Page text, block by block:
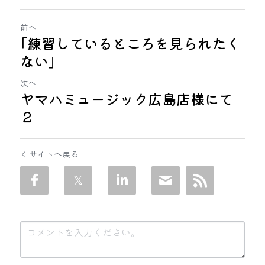
前へ
｢練習しているところを見られたく
ない｣
次へ
ヤマハミュージック広島店様にて
２
サイトへ戻る